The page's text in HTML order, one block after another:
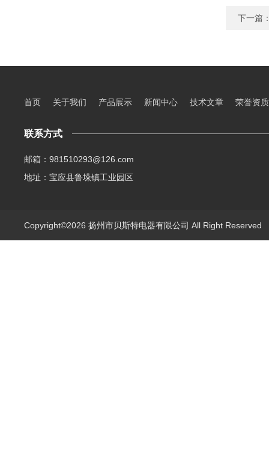
下一篇
首页 关于我们 产品展示 新闻中心 技术文章 荣誉资质
联系方式
邮箱：981510293@126.com
地址：宝应县鲁垛镇工业园区
Copyright©2026 扬州市贝斯特电器有限公司 All Right